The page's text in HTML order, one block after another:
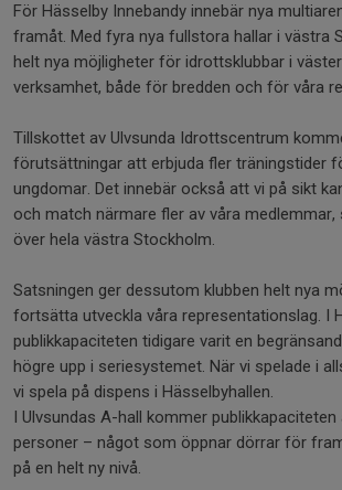
För Hässelby Innebandy innebär nya
framåt. Med fyra nya fullstora hallar i västra
helt nya möjligheter för idrottsklubbar i
verksamhet, både för bredden och för våra
Tillskottet av Ulvsunda Idrottscentrum
förutsättningar att erbjuda fler träningstider
ungdomar. Det innebär också att vi på sikt
och match närmare fler av våra medlemmar,
över hela västra Stockholm.
Satsningen ger dessutom klubben helt nya
fortsätta utveckla våra representationslag. I
publikkapaciteten tidigare varit en
högre upp i seriesystemet. När vi spelade i
vi spela på dispens i Hässelbyhallen.
I Ulvsundas A-hall kommer
personer – något som öppnar dörrar för
på en helt ny nivå.